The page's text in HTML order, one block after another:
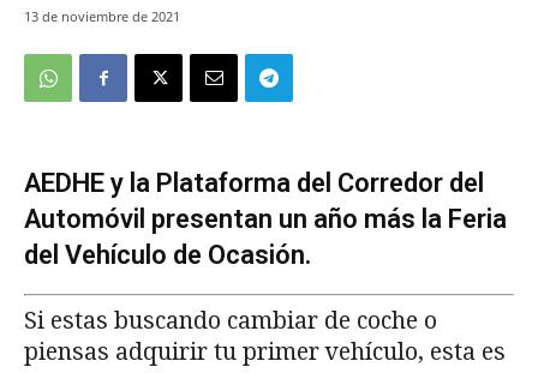
13 de noviembre de 2021
AEDHE y la Plataforma del Corredor del
Automóvil presentan un año más la Feria
del Vehículo de Ocasión.
Si estas buscando cambiar de coche o
piensas adquirir tu primer vehículo, esta es